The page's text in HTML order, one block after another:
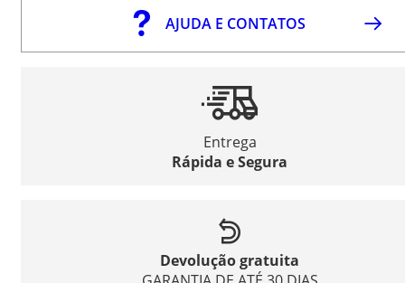
AJUDA E CONTATOS
Entrega
Rápida e Segura
Devolução gratuita